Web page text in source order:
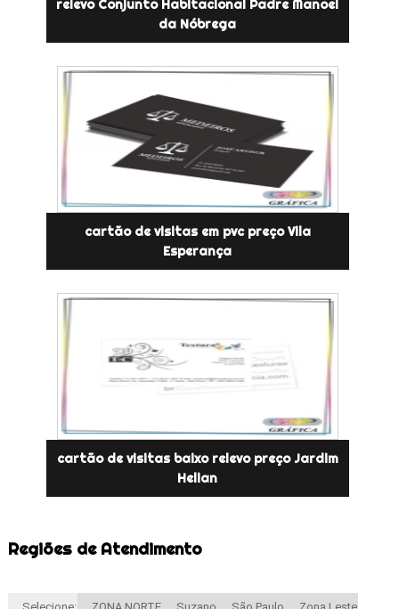
relevo Conjunto Habitacional Padre Manoel
da Nóbrega
cartão de visitas em pvc preço Vila
Esperança
cartão de visitas baixo relevo preço Jardim
Helian
Regiões de Atendimento